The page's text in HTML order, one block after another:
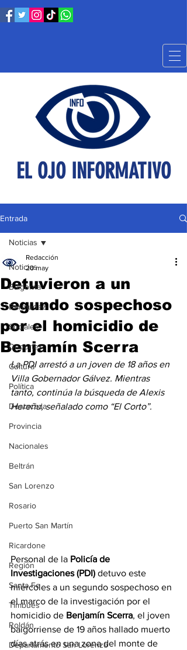
EL OJO INFORMATIVO
Entrada
Noticias
Baigorria
Bermúdez
Sociales
Deportes
Cultura
Política
Destacada
Provincia
Nacionales
Beltrán
San Lorenzo
Rosario
Puerto San Martín
Ricardone
Región
Santa Fe
Timbúes
Roldán
Departamento San Lorenzo
Noticias
Detuvieron a un
segundo sospechoso
por el homicidio de
Benjamín Scerra
Redacción
20 may
La PDI arrestó a un joven de 18 años en
Villa Gobernador Gálvez. Mientras
tanto, continúa la búsqueda de Alexis
Hereñu, señalado como “El Corto”.
Personal de la Policía de
Investigaciones (PDI) detuvo este
miércoles a un segundo sospechoso en
el marco de la investigación por el
homicidio de Benjamín Scerra, el joven
baigorriense de 19 años hallado muerto
días atrás en una zona del monte de